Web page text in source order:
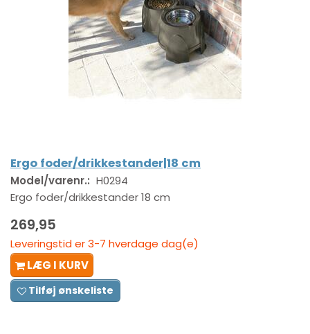
Ergo foder/drikkestander|18 cm
Model/varenr.: H0294
Ergo foder/drikkestander 18 cm
269,95
Leveringstid er 3-7 hverdage dag(e)
LÆG I KURV
Tilføj ønskeliste